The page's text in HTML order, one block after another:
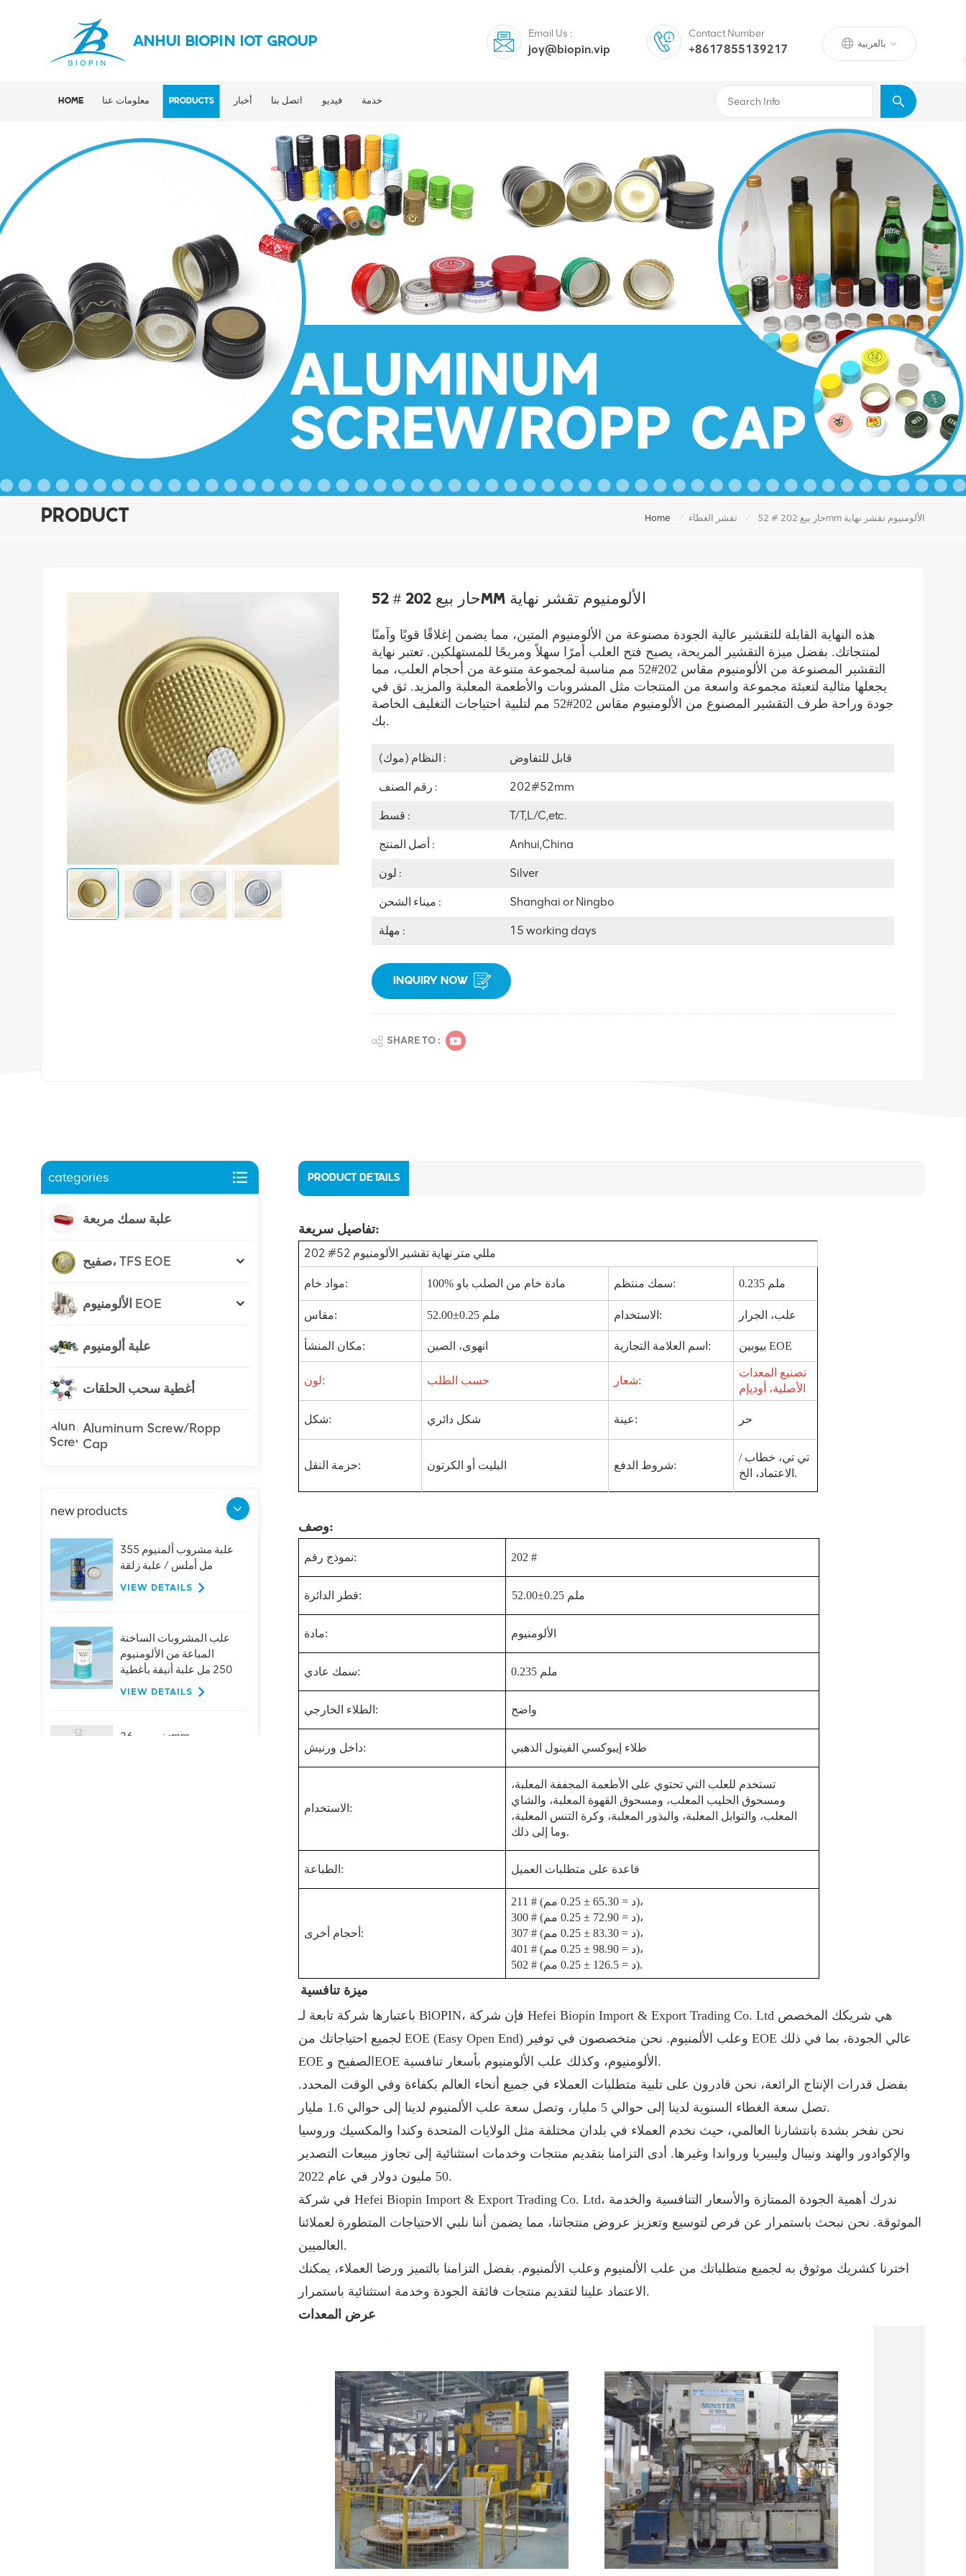
ANHUI BIOPIN IOT GROUP بالعربية
Email Us :
joy@biopin.vip
Contact Number
+8617855139217
HOME معلومات عنا PRODUCTS أخبار اتصل بنا فيديو خدمة
PRODUCT Home / تقشر الغطاء / حار بيع 202 # 52mm الألومنيوم تقشر نهاية
حار بيع 202 # 52mm الألومنيوم تقشر نهاية
هذه النهاية القابلة للتقشير عالية الجودة مصنوعة من الألومنيوم المتين، مما يضمن إغلاقًا قويًا وآمنًا
لمنتجاتك. بفضل ميزة التقشير المريحة، يصبح فتح العلب أمرًا سهلاً ومريحًا للمستهلكين. تعتبر نهاية
التقشير المصنوعة من الألومنيوم مقاس 202#52 مم مناسبة لمجموعة متنوعة من أحجام العلب، مما
يجعلها مثالية لتعبئة مجموعة واسعة من المنتجات مثل المشروبات والأطعمة المعلبة والمزيد. ثق في
جودة وراحة طرف التقشير المصنوع من الألومنيوم مقاس 202#52 مم لتلبية احتياجات التغليف الخاصة
بك.
النظام (موك) : قابل للتفاوض
رقم الصنف : 202#52mm
قسط : T/T,L/C,etc.
أصل المنتج : Anhui,China
لون : Silver
ميناء الشحن : Shanghai or Ningbo
مهلة : 15 working days
INQUIRY NOW
SHARE TO :
PRODUCT DETAILS
تفاصيل سريعة:
202 #52 مللي متر نهاية تقشير الألومنيوم
مواد خام: 100% مادة خام من الصلب باو سمك منتظم: 0.235 ملم
مقاس: 52.00±0.25 ملم الاستخدام: علب، الجرار
مكان المنشأ: انهوى، الصين اسم العلامة التجارية: بيوبين EOE
لون: حسب الطلب شعار:
تصنيع المعدات
الأصلية، أوديإم
شكل: شكل دائري عينة: حر
حزمة النقل: البليت أو الكرتون شروط الدفع:
/ تي تي، خطاب
الاعتماد، الخ.
وصف:
نموذج رقم: 202 #
قطر الدائرة: 52.00±0.25 ملم
مادة: الألومنيوم
سمك عادي: 0.235 ملم
الطلاء الخارجي: واضح
داخل ورنيش: طلاء إيبوكسي الفينول الذهبي
الاستخدام:
تستخدم للعلب التي تحتوي على الأطعمة المجففة المعلبة،
ومسحوق الحليب المعلب، ومسحوق القهوة المعلبة، والشاي
المعلب، والتوابل المعلبة، والبذور المعلبة، وكرة التنس المعلبة،
وما إلى ذلك.
الطباعة: قاعدة على متطلبات العميل
أحجام أخرى:
211 # (د = 65.30 ± 0.25 مم)،
300 # (د = 72.90 ± 0.25 مم)،
307 # (د = 83.30 ± 0.25 مم)،
401 # (د = 98.90 ± 0.25 مم)،
502 # (د = 126.5 ± 0.25 مم).
ميزة تنافسية
باعتبارها شركة تابعة لـ BlOPIN، فإن شركة Hefei Biopin Import & Export Trading Co. Ltd هي شريكك المخصص
لجميع احتياجاتك من EOE (Easy Open End) وعلب الألمنيوم. نحن متخصصون في توفير EOE عالي الجودة، بما في ذلك
EOE الصفيح وEOE الألومنيوم، وكذلك علب الألومنيوم بأسعار تنافسية.
بفضل قدرات الإنتاج الرائعة، نحن قادرون على تلبية متطلبات العملاء في جميع أنحاء العالم بكفاءة وفي الوقت المحدد.
تصل سعة الغطاء السنوية لدينا إلى حوالي 5 مليار، وتصل سعة علب الألمنيوم لدينا إلى حوالي 1.6 مليار.
نحن نفخر بشدة بانتشارنا العالمي، حيث نخدم العملاء في بلدان مختلفة مثل الولايات المتحدة وكندا والمكسيك وروسيا
والإكوادور والهند ونيبال وليبيريا ورواندا وغيرها. أدى التزامنا بتقديم منتجات وخدمات استثنائية إلى تجاوز مبيعات التصدير
50 مليون دولار في عام 2022.
في شركة Hefei Biopin Import & Export Trading Co. Ltd، ندرك أهمية الجودة الممتازة والأسعار التنافسية والخدمة
الموثوقة. نحن نبحث باستمرار عن فرص لتوسيع وتعزيز عروض منتجاتنا، مما يضمن أننا نلبي الاحتياجات المتطورة لعملائنا
العالميين.
اخترنا كشريك موثوق به لجميع متطلباتك من علب الألمنيوم وعلب الألمنيوم. بفضل التزامنا بالتميز ورضا العملاء، يمكنك
الاعتماد علينا لتقديم منتجات فائقة الجودة وخدمة استثنائية باستمرار.
عرض المعدات
categories
علبة سمك مربعة
صفيح، TFS EOE
الألومنيوم EOE
علبة ألومنيوم
أغطية سحب الحلقات
Aluminum Screw/Ropp
Cap
new products
علبة مشروب ألمنيوم 355
مل أملس / علبة زلقة
VIEW DETAILS
علب المشروبات الساخنة
المباعة من الألومنيوم
250 مل علبة أنيقة بأغطية
VIEW DETAILS
تخصيص 26mm